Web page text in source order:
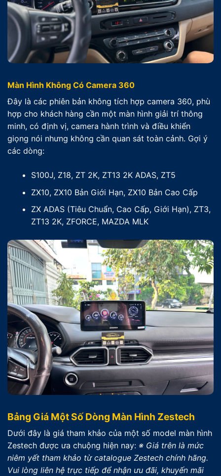
Màn Hình Không Có Camera 360
Đây là các phiên bản không tích hợp camera 360, phù
hợp cho khách hàng cần một màn hình giải trí thông
minh, có định vị, camera hành trình và điều khiển
giọng nói nhưng không cần quan sát toàn cảnh. Gợi ý
các dòng:
S100J, Z18, ZT 2K, ZT13 2K ADAS, ZT5
ZX10, ZX10 Bản Giới Hạn, ZX10 Bản Cao Cấp
ZX ADAS (Tiêu Chuẩn, Cao Cấp, Giới Hạn), ZT3,
ZT13 2K, ZFORCE, MAZDA MLK
Bảng Giá Một Số Dòng Màn Hình Zestech
Dưới đây là giá tham khảo của một số model màn hình
Zestech được ưa chuộng hiện nay: ※ Giá trên là mức
niêm yết tham khảo từ catalogue Zestech chính hãng.
Vui lòng liên hệ trực tiếp để nhận ưu đãi, khuyến mãi